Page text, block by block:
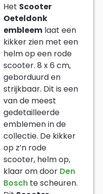
Het Scooter
Oeteldonk
embleem laat een
kikker zien met een
helm op een rode
scooter. 8 x 6 cm,
geborduurd en
strijkbaar. Dit is een
van de meest
gedetailleerde
emblemen in de
collectie. De kikker
op z’n rode
scooter, helm op,
klaar om door Den
Bosch te scheuren.